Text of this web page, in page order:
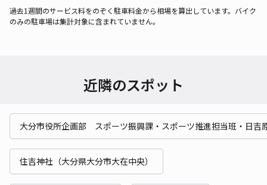
過去1週間のサービス料をのぞく駐車料金から相場を算出しています。バイク
のみの駐車場は集計対象に含まれていません。
近隣のスポット
大分市役所企画部 スポーツ振興課・スポーツ推進担当班・日吉
住吉神社（大分県大分市大在中央）